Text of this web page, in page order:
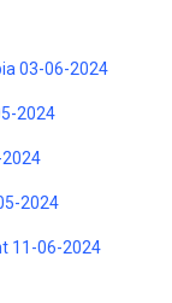
03-06-2024
2024
2024
11-06-2024